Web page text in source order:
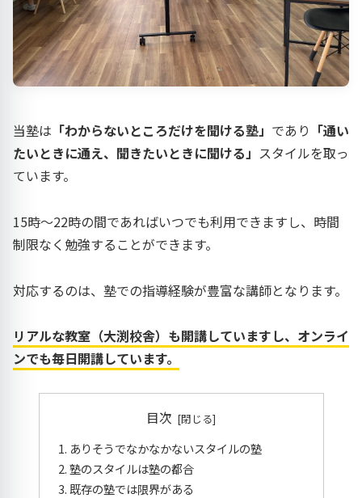
当塾は 「わからないところだけを聞ける塾」 であり 「通い
たいときに通え、聞きたいときに聞ける」 スタイルを取っ
ています。
15時～22時の間であればいつでも利用できますし、時間
制限なく勉強することができます。
対応するのは、塾での指導経験が豊富な講師となります。
リアルな教室（大渕校舎）も開講していますし、オンライ
ンでも毎日開講しています。
目次
ありそうでなかなかないスタイルの塾
塾のスタイルは塾の都合
既存の塾では限界がある